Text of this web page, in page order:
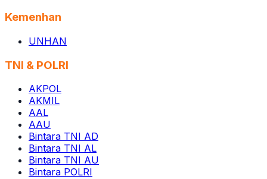
Kemenhan
UNHAN
TNI & POLRI
AKPOL
AKMIL
AAL
AAU
Bintara TNI AD
Bintara TNI AL
Bintara TNI AU
Bintara POLRI